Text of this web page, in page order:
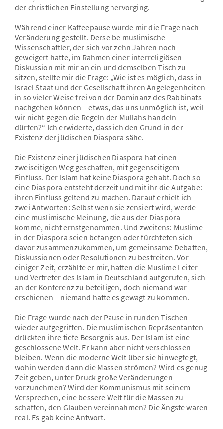
der christlichen Einstellung hervorging.
Während einer Kaffeepause wurde mir die Frage nach
Veränderung gestellt. Derselbe muslimische
Wissenschaftler, der sich vor zehn Jahren noch
geweigert hatte, im Rahmen einer interreligiösen
Diskussion mit mir an ein und demselben Tisch zu
sitzen, stellte mir die Frage: „Wie ist es möglich, dass in
Israel Staat und der Gesellschaft ihren Angelegenheiten
in so vieler Weise frei von der Dominanz des Rabbinats
nachgehen können – etwas, das uns unmöglich ist, weil
wir nicht gegen die Regeln der Mullahs handeln
dürfen?“ Ich erwiderte, dass ich den Grund in der
Existenz der jüdischen Diaspora sähe.
Die Existenz einer jüdischen Diaspora hat einen
zweiseitigen Weg geschaffen, mit gegenseitigem
Einfluss. Der Islam hat keine Diaspora gehabt. Doch so
eine Diaspora entsteht derzeit und mit ihr die Aufgabe:
ihren Einfluss geltend zu machen. Darauf erhielt ich
zwei Antworten: Selbst wenn sie zensiert wird, werde
eine muslimische Meinung, die aus der Diaspora
komme, nicht ernstgenommen. Und zweitens: Muslime
in der Diaspora seien befangen oder fürchteten sich
davor zusammenzukommen, um gemeinsame Debatten,
Diskussionen oder Resolutionen zu bestreiten. Vor
einiger Zeit, erzählte er mir, hatten die Muslime Leiter
und Vertreter des Islam in Deutschland aufgerufen, sich
an der Konferenz zu beteiligen, doch niemand war
erschienen – niemand hatte es gewagt zu kommen.
Die Frage wurde nach der Pause in runden Tischen
wieder aufgegriffen. Die muslimischen Repräsentanten
drückten ihre tiefe Besorgnis aus. Der Islam ist eine
geschlossene Welt. Er kann aber nicht verschlossen
bleiben. Wenn die moderne Welt über sie hinwegfegt,
wohin werden dann die Massen strömen? Wird es genug
Zeit geben, unter Druck große Veränderungen
vorzunehmen? Wird der Kommunismus mit seinem
Versprechen, eine bessere Welt für die Massen zu
schaffen, den Glauben vereinnahmen? Die Ängste waren
real. Es gab keine Antwort.